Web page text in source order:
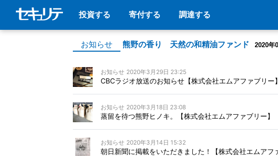
投資する 寄付する 調達する
お知らせ 熊野の香り 天然の和精油ファンド 2020年
お知らせ 2020年3月29日 23:25
CBCラジオ放送のお知らせ【株式会社エムアファブリー】
お知らせ 2020年3月18日 23:08
蒸留を待つ熊野ヒノキ。【株式会社エムアファブリー】
お知らせ 2020年3月14日 15:32
朝日新聞に掲載をいただきました！【株式会社エムアフ